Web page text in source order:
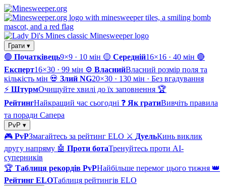
Грати ▾
🟢 Початківець9×9 · 10 мін 🟡 Середній16×16 · 40 мін 🔴
Експерт16×30 · 99 мін ⚙️ ВласнийВласний розмір поля та
кількість мін 💀 Злий NG20×30 · 130 мін · Без вгадування
⚡ ШтурмОчищуйте хвилі до їх заповнення 🏆
РейтингНайкращий час сьогодні ❓ Як гратиВивчіть правила
та поради Сапера
PvP ▾
🎮 PvPЗмагайтесь за рейтинг ELO ⚔️ ДуельКинь виклик
другу напряму 🤖 Проти ботаТренуйтесь проти AI-
суперників
🏆 Таблиця рекордів PvPНайбільше перемог цього тижня 👑
Рейтинг ELOТаблиця рейтингів ELO